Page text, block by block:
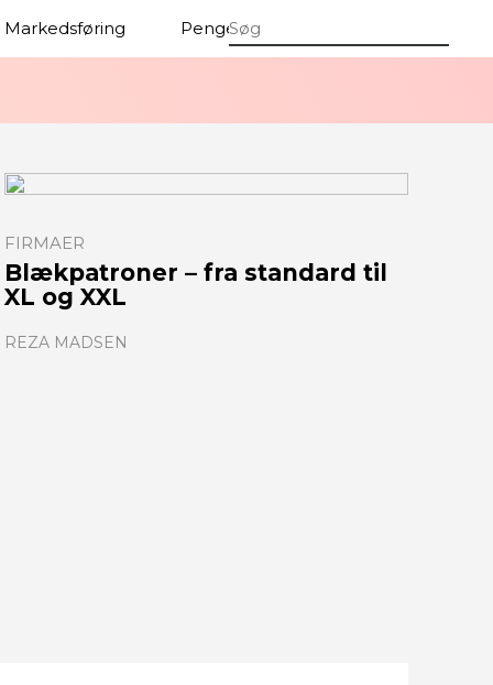
Markedsføring Penge
Blækpatroner – fra standard til
XL og XXL
FIRMAER
REZA MADSEN